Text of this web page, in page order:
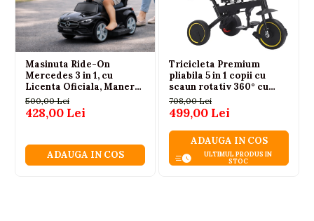
Masinuta Ride-On
Mercedes 3 in 1, cu
Licenta Oficiala, Maner
Parental, Roti EVA, Negru,
12-36 luni
500,00 Lei
428,00 Lei
ADAUGA IN COS
Tricicleta Premium
pliabila 5 in 1 copii cu
scaun rotativ 360° cu
pozitie de somn si maner
parental rosie 6 luni+
708,00 Lei
499,00 Lei
ADAUGA IN COS
ULTIMUL PRODUS IN
STOC